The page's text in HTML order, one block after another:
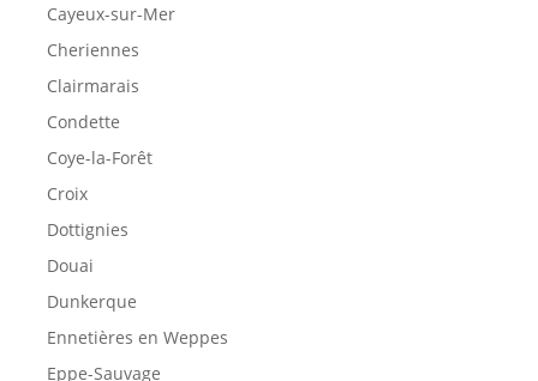
Cayeux-sur-Mer
Cheriennes
Clairmarais
Condette
Coye-la-Forêt
Croix
Dottignies
Douai
Dunkerque
Ennetières en Weppes
Eppe-Sauvage